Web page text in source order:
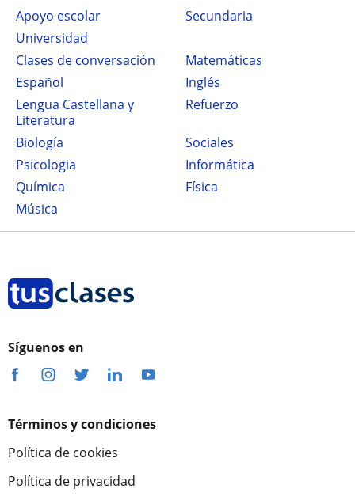
Apoyo escolar
secundaria
Universidad
Clases de conversación
Matemáticas
Español
Inglés
Lengua Castellana y
Literatura
Refuerzo
Biología
Sociales
Psicologia
Informática
Química
Física
Música
Síguenos en
Términos y condiciones
Política de cookies
Política de privacidad